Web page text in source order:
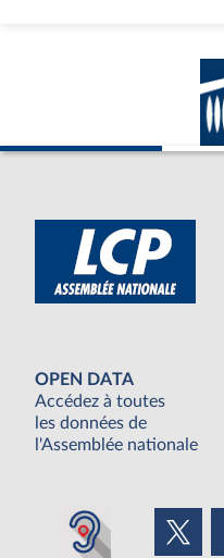
OPEN DATA
Accédez à toutes
les données de
l'Assemblée nationale